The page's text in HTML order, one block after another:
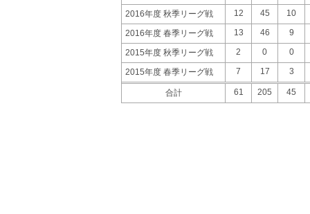
2016年度 秋季リーグ戦 12 45 10
2016年度 春季リーグ戦 13 46 9
2015年度 秋季リーグ戦 2 0 0
2015年度 春季リーグ戦 7 17 3
合計 61 205 45